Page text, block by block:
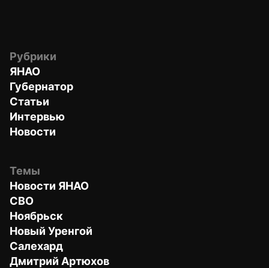
Рубрики
ЯНАО
Губернатор
Статьи
Интервью
Новости
Темы
Новости ЯНАО
СВО
Ноябрьск
Новый Уренгой
Салехард
Дмитрий Артюхов